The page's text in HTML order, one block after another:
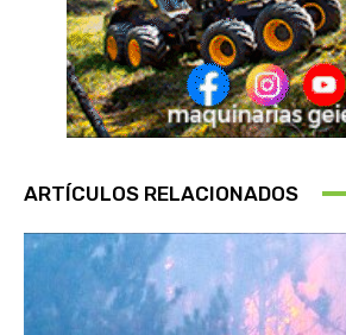
ARTÍCULOS RELACIONADOS